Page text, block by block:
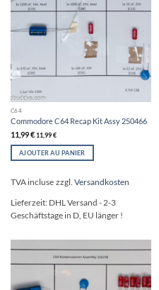
C64
Commodore C64 Recap Kit Assy 250466
11,99€ 11,99€
AJOUTER AU PANIER
TVA incluse zzgl. Versandkosten
Lieferzeit: DHL Versand - 2-3
Geschäftstage in D, EU länger !